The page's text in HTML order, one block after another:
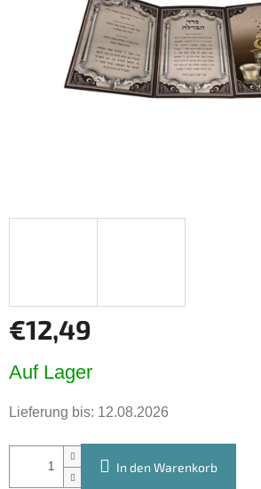
Sternen.
€12,49
Auf Lager
Lieferung bis: 12.08.2026
In den Warenkorb